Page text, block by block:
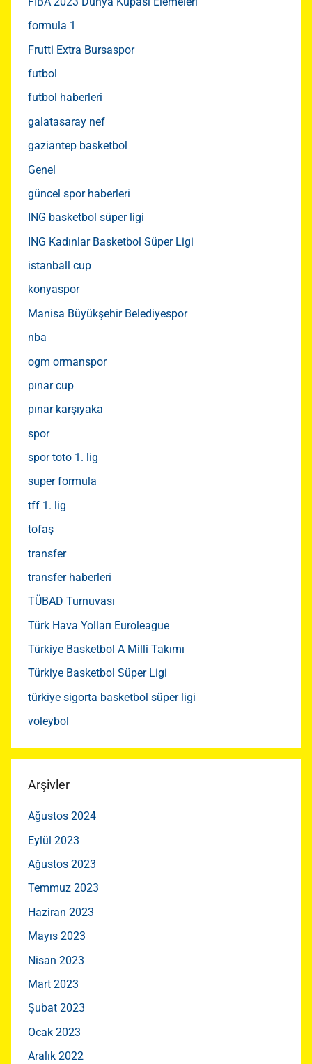
formula 1
Frutti Extra Bursaspor
futbol
futbol haberleri
galatasaray nef
gaziantep basketbol
Genel
güncel spor haberleri
ING basketbol süper ligi
ING Kadınlar Basketbol Süper Ligi
istanball cup
konyaspor
Manisa Büyükşehir Belediyespor
nba
ogm ormanspor
pınar cup
pınar karşıyaka
spor
spor toto 1. lig
super formula
tff 1. lig
tofaş
transfer
transfer haberleri
TÜBAD Turnuvası
Türk Hava Yolları Euroleague
Türkiye Basketbol A Milli Takımı
Türkiye Basketbol Süper Ligi
türkiye sigorta basketbol süper ligi
voleybol
Arşivler
Ağustos 2024
Eylül 2023
Ağustos 2023
Temmuz 2023
Haziran 2023
Mayıs 2023
Nisan 2023
Mart 2023
Şubat 2023
Ocak 2023
Aralık 2022